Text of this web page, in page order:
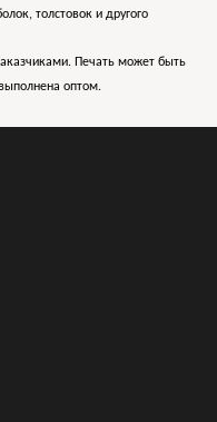
толстовок и другого
Печать может быть
оптом.